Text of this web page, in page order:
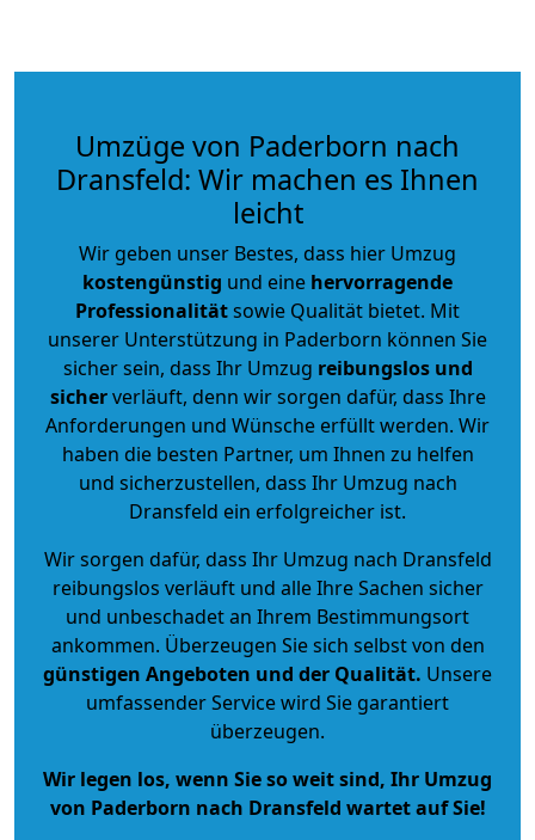
Umzüge von Paderborn nach
Dransfeld: Wir machen es Ihnen
leicht
Wir geben unser Bestes, dass hier Umzug
kostengünstig und eine hervorragende
Professionalitätsowie Qualität bietet. Mit
unserer Unterstützung in Paderborn können Sie
sicher sein, dass Ihr Umzug reibungslos und
sicherverläuft, denn wir sorgen dafür, dass Ihre
Anforderungen und Wünsche erfüllt werden. Wir
haben die besten Partner, um Ihnen zu helfen
und sicherzustellen, dass Ihr Umzug nach
Dransfeld ein erfolgreicher ist.
Wir sorgen dafür, dass Ihr Umzug nach Dransfeld
reibungslos verläuft und alle Ihre Sachen sicher
und unbeschadet an Ihrem Bestimmungsort
ankommen. Überzeugen Sie sich selbst von den
günstigen Angeboten und der Qualität. Unsere
umfassender Service wird Sie garantiert
überzeugen.
Wir legen los, wenn Sie so weit sind, Ihr Umzug
von Paderborn nach Dransfeld wartet auf Sie!